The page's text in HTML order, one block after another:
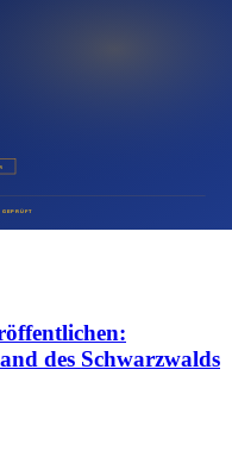
der
für Anbieter im
des Schwarzwalds